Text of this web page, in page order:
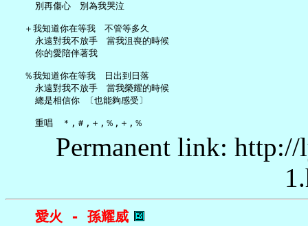
     別再傷心　別為我哭泣
   ＋我知道你在等我　不管等多久
     永遠對我不放手　當我沮喪的時候
     你的愛陪伴著我
   ％我知道你在等我　日出到日落
     永遠對我不放手　當我榮耀的時候
     總是相信你 〔也能夠感受〕
Permanent link:
愛火 - 孫耀威